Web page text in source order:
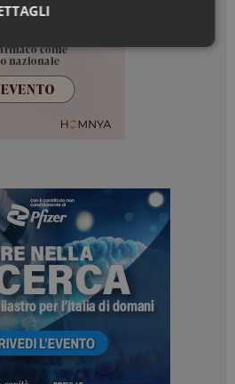
Marketing
a rendere fruibile il
funzionalità di base quali la
e l'accesso alle aree
web non è in grado di
senza questi cookie.
FORNITORE / DOMINIO
Google LLC
.dailyhealthindustry.it